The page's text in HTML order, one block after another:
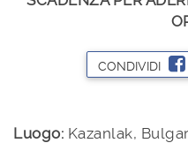
CONDIVIDI
Luogo: Kazanlak,